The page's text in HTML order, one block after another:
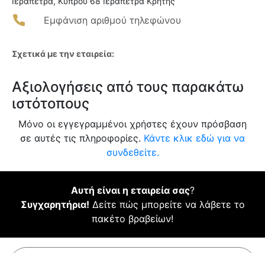
Εμφάνιση αριθμού τηλεφώνου
Σχετικά με την εταιρεία:
Αξιολογήσεις από τους παρακάτω
ιστότοπους
Μόνο οι εγγεγραμμένοι χρήστες έχουν πρόσβαση
σε αυτές τις πληροφορίες. Κάντε κλικ εδώ για να
συνδεθείτε.
Αυτή είναι η εταιρεία σας?
Συγχαρητήρια! Δείτε πώς μπορείτε να λάβετε το
πακέτο βραβείων!